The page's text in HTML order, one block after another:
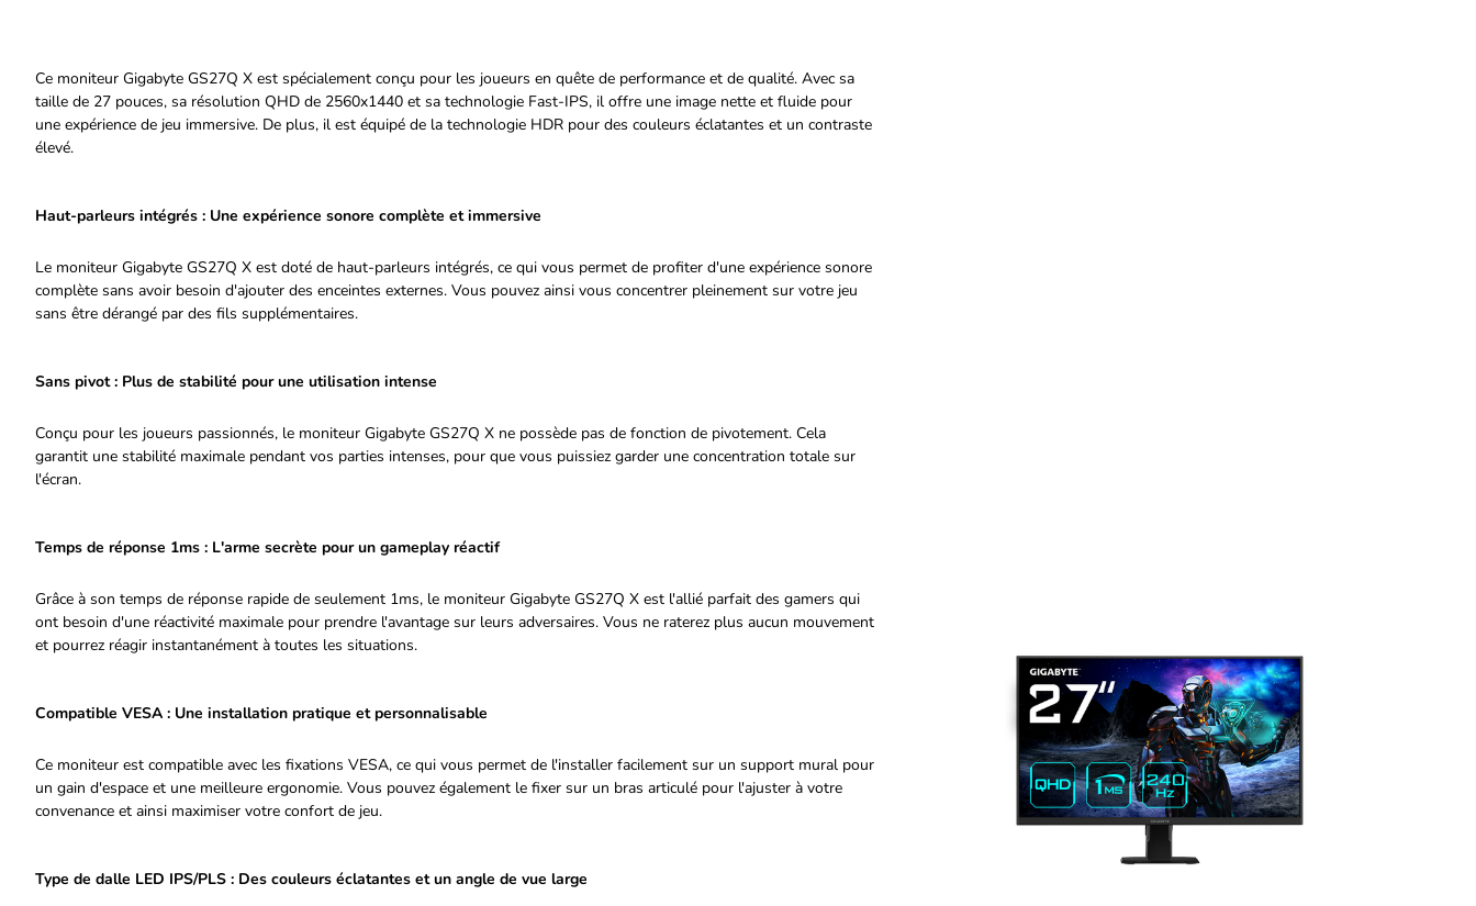
Ce moniteur Gigabyte GS27Q X est spécialement conçu pour les joueurs en quête de performance et de qualité. Avec sa
taille de 27 pouces, sa résolution QHD de 2560x1440 et sa technologie Fast-IPS, il offre une image nette et fluide pour
une expérience de jeu immersive. De plus, il est équipé de la technologie HDR pour des couleurs éclatantes et un contraste
élevé.
Haut-parleurs intégrés : Une expérience sonore complète et immersive
Le moniteur Gigabyte GS27Q X est doté de haut-parleurs intégrés, ce qui vous permet de profiter d'une expérience sonore
complète sans avoir besoin d'ajouter des enceintes externes. Vous pouvez ainsi vous concentrer pleinement sur votre jeu
sans être dérangé par des fils supplémentaires.
Sans pivot : Plus de stabilité pour une utilisation intense
Conçu pour les joueurs passionnés, le moniteur Gigabyte GS27Q X ne possède pas de fonction de pivotement. Cela
garantit une stabilité maximale pendant vos parties intenses, pour que vous puissiez garder une concentration totale sur
l'écran.
Temps de réponse 1ms : L'arme secrète pour un gameplay réactif
Grâce à son temps de réponse rapide de seulement 1ms, le moniteur Gigabyte GS27Q X est l'allié parfait des gamers qui
ont besoin d'une réactivité maximale pour prendre l'avantage sur leurs adversaires. Vous ne raterez plus aucun mouvement
et pourrez réagir instantanément à toutes les situations.
Compatible VESA : Une installation pratique et personnalisable
Ce moniteur est compatible avec les fixations VESA, ce qui vous permet de l'installer facilement sur un support mural pour
un gain d'espace et une meilleure ergonomie. Vous pouvez également le fixer sur un bras articulé pour l'ajuster à votre
convenance et ainsi maximiser votre confort de jeu.
Type de dalle LED IPS/PLS : Des couleurs éclatantes et un angle de vue large